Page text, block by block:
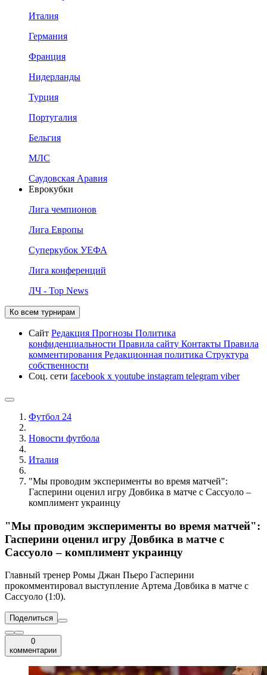
Италия
Германия
Франция
Нидерланды
Турция
Португалия
Бельгия
МЛС
Саудовская Аравия
Еврокубки
Лига чемпионов
Лига Европы
Суперкубок УЕФА
Лига конференций
ЛЧ - Top News
Ко всем турнирам
Сайт Редакция Прогнозы Политика
конфиденциальности Правила сайту Контакты Правила
комментирования Редакционная политика Структура
собственности
Соц. сети facebook x youtube instagram telegram viber
Футбол 24
Новости футбола
Италия
"Мы проводим эксперименты во время матчей":
Гасперини оценил игру Довбика в матче с Сассуоло –
комплимент украинцу
"Мы проводим эксперименты во время матчей":
Гасперини оценил игру Довбика в матче с
Сассуоло – комплимент украинцу
Главный тренер Ромы Джан Пьеро Гасперини
прокомментировал выступление Артема Довбика в матче с
Сассуоло (1:0).
Поделиться
0
комментарии